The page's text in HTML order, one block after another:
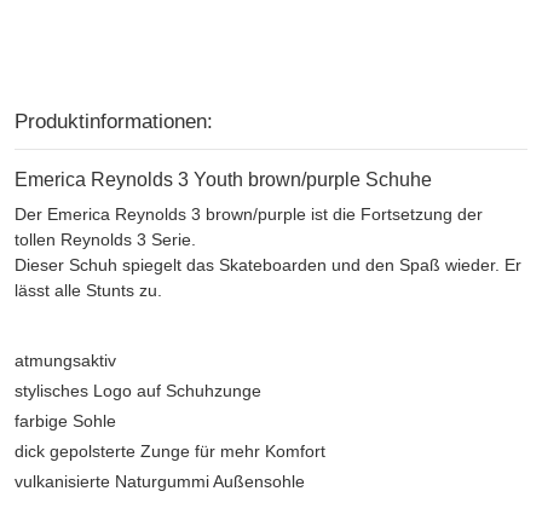
Produktinformationen:
Emerica Reynolds 3 Youth brown/purple Schuhe
Der Emerica Reynolds 3 brown/purple ist die Fortsetzung der
tollen Reynolds 3 Serie.
Dieser Schuh spiegelt das Skateboarden und den Spaß wieder. Er
lässt alle Stunts zu.
atmungsaktiv
stylisches Logo auf Schuhzunge
farbige Sohle
dick gepolsterte Zunge für mehr Komfort
vulkanisierte Naturgummi Außensohle